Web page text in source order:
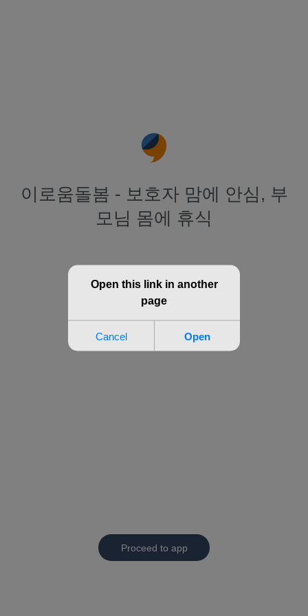
이로움돌봄 - 보호자 맘에 안심, 부
모님 몸에 휴식
Proceed to app